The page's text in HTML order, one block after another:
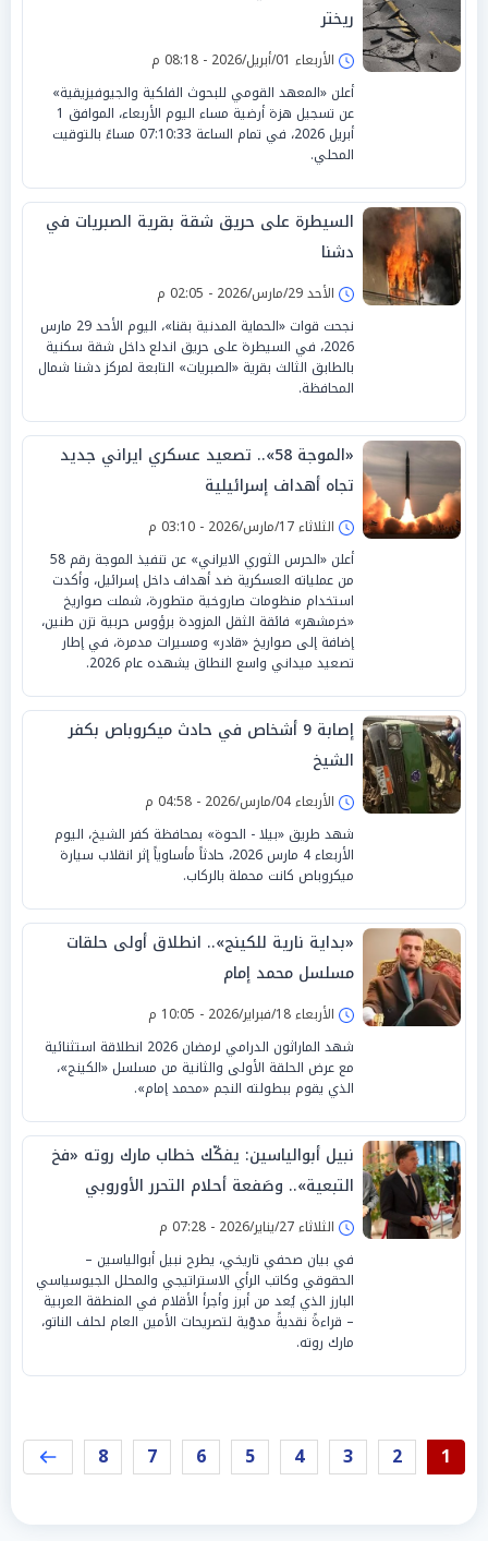
ريختر
الأربعاء 01/أبريل/2026 - 08:18 م
أعلن «المعهد القومي للبحوث الفلكية والجيوفيزيقية»
عن تسجيل هزة أرضية مساء اليوم الأربعاء، الموافق 1
أبريل 2026، في تمام الساعة 07:10:33 مساءً بالتوقيت
المحلي.
السيطرة على حريق شقة بقرية الصبريات في
دشنا
الأحد 29/مارس/2026 - 02:05 م
نجحت قوات «الحماية المدنية بقنا»، اليوم الأحد 29 مارس
2026، في السيطرة على حريق اندلع داخل شقة سكنية
بالطابق الثالث بقرية «الصبريات» التابعة لمركز دشنا شمال
المحافظة.
«الموجة 58».. تصعيد عسكري ايراني جديد
تجاه أهداف إسرائيلية
الثلاثاء 17/مارس/2026 - 03:10 م
أعلن «الحرس الثوري الايراني» عن تنفيذ الموجة رقم 58
من عملياته العسكرية ضد أهداف داخل إسرائيل، وأكدت
استخدام منظومات صاروخية متطورة، شملت صواريخ
«خرمشهر» فائقة الثقل المزودة برؤوس حربية تزن طنين،
إضافة إلى صواريخ «قادر» ومسيرات مدمرة، في إطار
تصعيد ميداني واسع النطاق يشهده عام 2026.
إصابة 9 أشخاص في حادث ميكروباص بكفر
الشيخ
الأربعاء 04/مارس/2026 - 04:58 م
شهد طريق «بيلا - الحوة» بمحافظة كفر الشيخ، اليوم
الأربعاء 4 مارس 2026، حادثاً مأساوياً إثر انقلاب سيارة
ميكروباص كانت محملة بالركاب.
«بداية نارية للكينج».. انطلاق أولى حلقات
مسلسل محمد إمام
الأربعاء 18/فبراير/2026 - 10:05 م
شهد الماراثون الدرامي لرمضان 2026 انطلاقة استثنائية
مع عرض الحلقة الأولى والثانية من مسلسل «الكينج»،
الذي يقوم ببطولته النجم «محمد إمام».
نبيل أبوالياسين: يفكّك خطاب مارك روته «فخ
التبعية».. وصَفعة أحلام التحرر الأوروبي
الثلاثاء 27/يناير/2026 - 07:28 م
في بيان صحفي تاريخي، يطرح نبيل أبوالياسين –
الحقوقي وكاتب الرأي الاستراتيجي والمحلل الجيوسياسي
البارز الذي يُعد من أبرز وأجرأ الأقلام في المنطقة العربية
– قراءةً نقديةً مدوّية لتصريحات الأمين العام لحلف الناتو،
مارك روته.
1
2
3
4
5
6
7
8